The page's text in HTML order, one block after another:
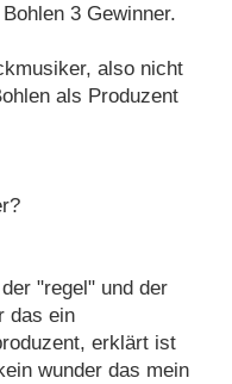
3 Gewinner.
also nicht
als Produzent
"regel" und der
das ein
erklärt ist
wunder das mein